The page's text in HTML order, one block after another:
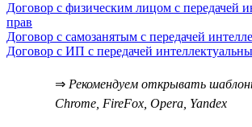
Договор с физическим лицом с передачей
прав
Договор с самозанятым с передачей
Договор с ИП с передачей
⇒ Рекомендуем открывать
Chrome, FireFox, Opera, Yandex